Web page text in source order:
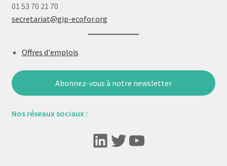
01 53 70 21 70
secretariat@gip-ecofor.org
Offres d'emplois
Abonnez-vous à notre newsletter
Nos réseaux sociaux :
LinkedIn
Twitter
YouTube